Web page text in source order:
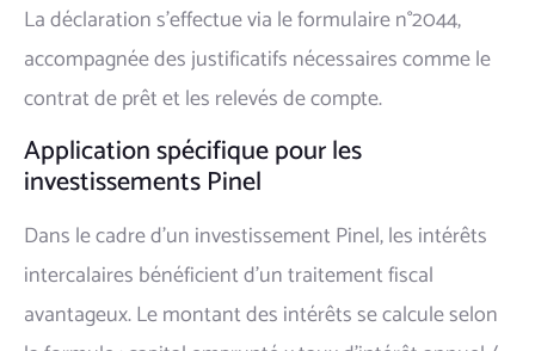
La déclaration s'effectue via le formulaire n°2044,
accompagnée des justificatifs nécessaires comme le
contrat de prêt et les relevés de compte.
Application spécifique pour les
investissements Pinel
Dans le cadre d'un investissement Pinel, les intérêts
intercalaires bénéficient d'un traitement fiscal
avantageux. Le montant des intérêts se calcule selon